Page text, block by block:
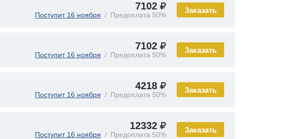
Заказать
7102
Поступит 16 ноября Предоплата 50%
Заказать
7102
Поступит 16 ноября Предоплата 50%
Заказать
4218
Поступит 16 ноября Предоплата 50%
Заказать
12332
Поступит 16 ноября Предоплата 50%